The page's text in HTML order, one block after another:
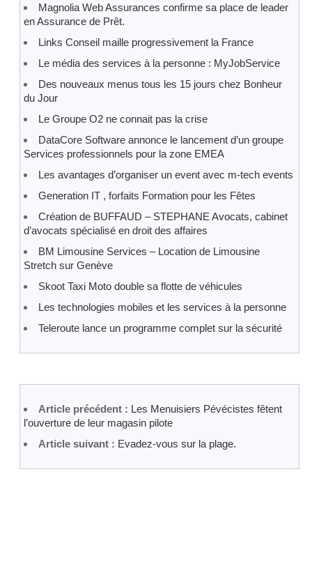
Magnolia Web Assurances confirme sa place de leader
en Assurance de Prêt.
Links Conseil maille progressivement la France
Le média des services à la personne : MyJobService
Des nouveaux menus tous les 15 jours chez Bonheur
du Jour
Le Groupe O2 ne connait pas la crise
DataCore Software annonce le lancement d’un groupe
Services professionnels pour la zone EMEA
Les avantages d’organiser un event avec m-tech events
Generation IT , forfaits Formation pour les Fêtes
Création de BUFFAUD – STEPHANE Avocats, cabinet
d’avocats spécialisé en droit des affaires
BM Limousine Services – Location de Limousine
Stretch sur Genève
Skoot Taxi Moto double sa flotte de véhicules
Les technologies mobiles et les services à la personne
Teleroute lance un programme complet sur la sécurité
Article précédent : Les Menuisiers Pévécistes fêtent
l’ouverture de leur magasin pilote
Article suivant : Evadez-vous sur la plage.